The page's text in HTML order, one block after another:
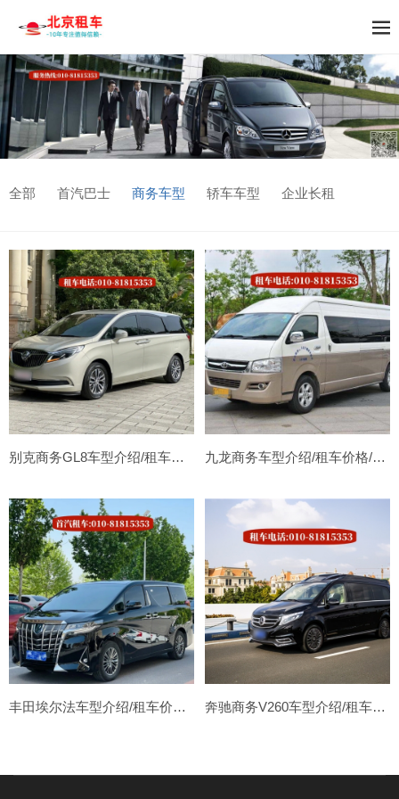
全部 首汽巴士 商务车型 轿车车型 企业长租
别克商务GL8车型介绍/租车价格/租车攻略 九龙商务车型介绍/租车价格/租车攻略
丰田埃尔法车型介绍/租车价格/租车攻略 奔驰商务V260车型介绍/租车价格/租车攻略